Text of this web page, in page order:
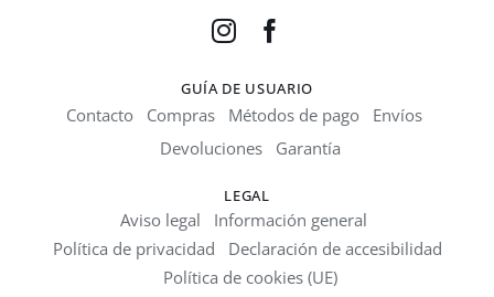
GUÍA DE USUARIO
Contacto Compras Métodos de pago
Envíos
Devoluciones
Garantía
LEGAL
Aviso legal
Información general
Política de privacidad
Declaración de accesibilidad
Política de cookies (UE)